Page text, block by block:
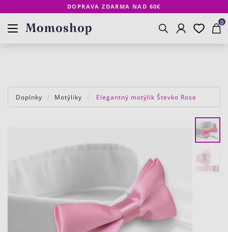
DOPRAVA ZDARMA NAD 60€
Vyhľadávanie
Košík
0
Obľúbené
Doplnky Motýliky Elegantný motýlik Števko Rose